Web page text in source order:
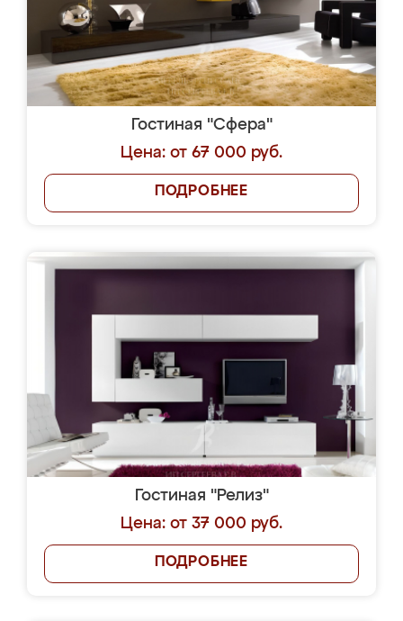
Гостиная "Сфера"
Цена: от 67 000 руб.
ПОДРОБНЕЕ
Гостиная "Релиз"
Цена: от 37 000 руб.
ПОДРОБНЕЕ